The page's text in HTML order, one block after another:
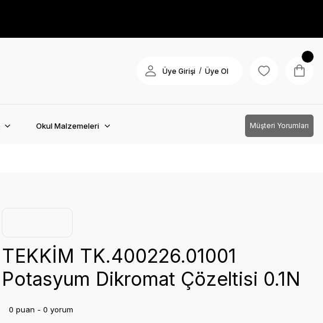
Üye Girişi / Üye Ol
Okul Malzemeleri Müşteri Yorumları
TEKKİM TK.400226.01001
Potasyum Dikromat Çözeltisi 0.1N
0 puan - 0 yorum